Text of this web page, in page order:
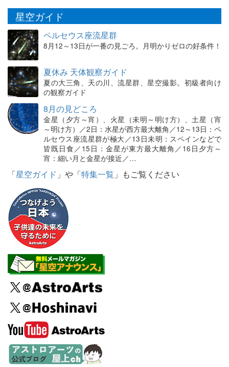
星空ガイド
ペルセウス座流星群
8月12～13日が一番の見ごろ。月明かりゼロの好条件！
夏休み 天体観察ガイド
夏の大三角、天の川、流星群、星空撮影。初級者向け
の観察ガイド
8月の見どころ
金星（夕方～宵）、火星（未明～明け方）、土星（宵
～明け方）／2日：水星が西方最大離角／12～13日：ペ
ルセウス座流星群が極大／13日未明：スペインなどで
皆既日食／15日：金星が東方最大離角／16日夕方～
宵：細い月と金星が接近／…
「星空ガイド 」や「特集一覧 」もご覧ください